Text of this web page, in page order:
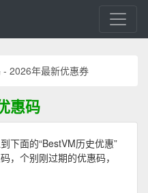
- 2026年最新优惠券
惠码
下面的“BestVM历史优惠”
，个别刚过期的优惠码，